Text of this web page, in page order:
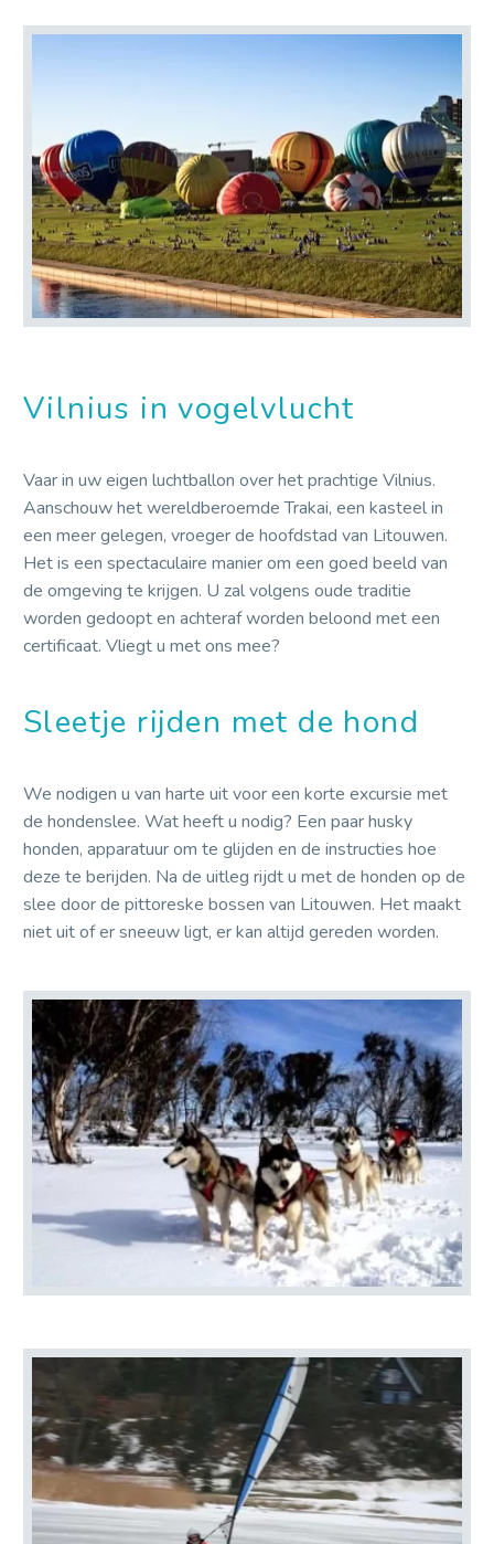
Vilnius in vogelvlucht
Vaar in uw eigen luchtballon over het prachtige Vilnius.
Aanschouw het wereldberoemde Trakai, een kasteel in
een meer gelegen, vroeger de hoofdstad van Litouwen.
Het is een spectaculaire manier om een goed beeld van
de omgeving te krijgen. U zal volgens oude traditie
worden gedoopt en achteraf worden beloond met een
certificaat. Vliegt u met ons mee?
Sleetje rijden met de hond
We nodigen u van harte uit voor een korte excursie met
de hondenslee. Wat heeft u nodig? Een paar husky
honden, apparatuur om te glijden en de instructies hoe
deze te berijden. Na de uitleg rijdt u met de honden op de
slee door de pittoreske bossen van Litouwen. Het maakt
niet uit of er sneeuw ligt, er kan altijd gereden worden.